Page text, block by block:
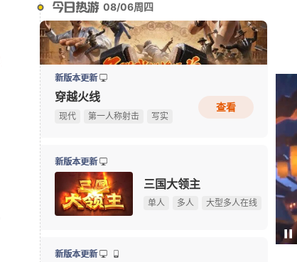
《Apex英雄》S30爆料：排位或将新增传奇禁用系统
《炉石传说》版本更新：引擎升级，正式终止Win7系
《完美世界：诸神之战》东方奇遇季今日正式开启
《三角洲行动》夏季赛即将开赛，换新赛制后会更好
绅士日报：冷门国产舰娘游戏新皮纯欲攻势，御姐萝
《刺客信条》功勋总监回归育碧，执掌系列新项目
08/06周四
新版本更新
穿越火线
现代 第一人称射击 写实
查看
新版本更新
三国大领主
单人 多人 大型多人在线
新版本更新